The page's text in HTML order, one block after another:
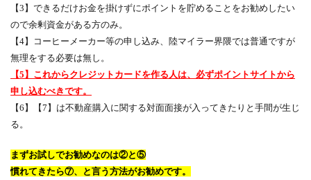
【3】できるだけお金を掛けずにポイントを貯めることをお勧めしたい
ので余剰資金がある方のみ。
【4】コーヒーメーカー等の申し込み、陸マイラー界隈では普通ですが
無理をする必要は無し。
【5】これからクレジットカードを作る人は、必ずポイントサイトから
申し込むべきです。
【6】【7】は不動産購入に関する対面面接が入ってきたりと手間が生じ
る。
まずお試しでお勧めなのは②と⑤
慣れてきたら⑦、と言う方法がお勧めです。